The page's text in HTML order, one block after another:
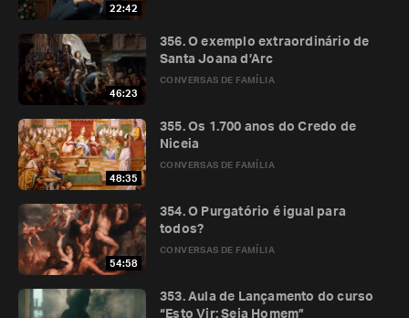
22:42
46:23
CONVERSAS DE FAMÍLIA
356. O exemplo extraordinário de
Santa Joana d’Arc
48:35
CONVERSAS DE FAMÍLIA
355. Os 1.700 anos do Credo de
Niceia
54:58
CONVERSAS DE FAMÍLIA
354. O Purgatório é igual para
todos?
353. Aula de Lançamento do curso
“Esto Vir: Seja Homem”